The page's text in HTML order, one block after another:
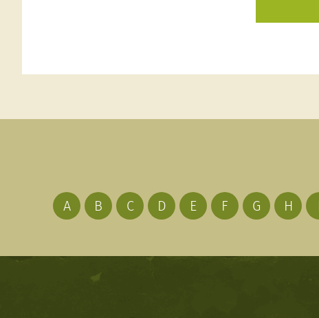
A B C D E F G H